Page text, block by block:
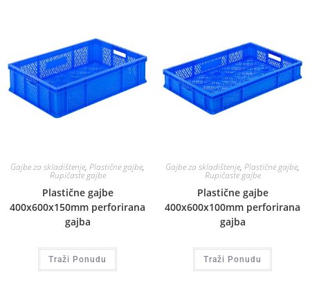
Gajbe za skladištenje, Plastične gajbe,
Rupičaste gajbe
Plastične gajbe
400x600x150mm perforirana
gajba
Traži Ponudu
Gajbe za skladištenje, Plastične gajbe,
Rupičaste gajbe
Plastične gajbe
400x600x100mm perforirana
gajba
Traži Ponudu